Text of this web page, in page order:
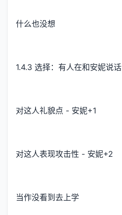
什么也没想
1.4.3 选择：有人在和安妮说话
对这人礼貌点 - 安妮+1
对这人表现攻击性 - 安妮+2
当作没看到去上学